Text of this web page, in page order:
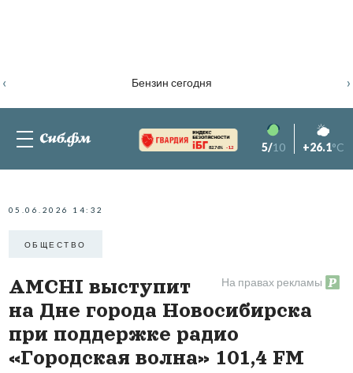
Бензин сегодня
‹ ›
82.76% -1.2 5/10 +26.1°C
05.06.2026 14:32
ОБЩЕСТВО
На правах рекламы
AMCHI выступит
на Дне города Новосибирска
при поддержке радио
«Городская волна» 101,4 FM